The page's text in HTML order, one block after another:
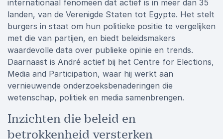
internationaal fenomeen dat actief is in meer dan 35
landen, van de Verenigde Staten tot Egypte. Het stelt
burgers in staat om hun politieke positie te vergelijken
met die van partijen, en biedt beleidsmakers
waardevolle data over publieke opinie en trends.
Daarnaast is André actief bij het Centre for Elections,
Media and Participation, waar hij werkt aan
vernieuwende onderzoeksbenaderingen die
wetenschap, politiek en media samenbrengen.
Inzichten die beleid en
betrokkenheid versterken